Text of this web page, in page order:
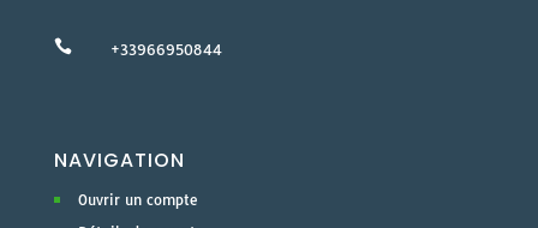
 +33966950844
NAVIGATION
Ouvrir un compte